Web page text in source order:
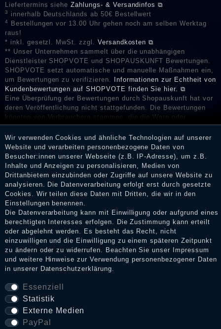
Liefertermins sieheZahlungs- & Versandinfos ⧉
3 innerhalb Deutschlands ab 50€ Bestellwert
4
Bestellungen vor 13.00 Uhr gehen noch am selben Werktag
raus!
* inkl. gesetzl. MwSt. zzgl. Versandkosten ⧉
** Unser Unternehmen sammelt über die unabhängigen
Dienstleister SHOPVOTE und SHOPAUSKUNFT Bewertungen.
SHOPVOTE setzt automatische und manuelle Maßnahmen ein,
um Bewertungen zu verifizieren. Informationen zur Echtheit von
Kundenbewertungen auf SHOPVOTE finden Sie hier. ⧉
Eine Überprüfung der Bewertungen durch Shopauskunft hat vor
deren Veröffentlichung nicht stattgefunden. Die Bewertungen
könnten von Verbrauchern stammen, die die Ware oder
Dienstleistungen gar nicht erworben oder genutzt haben. Nach
Erhalt einer Benachrichtigungs-E-Mail können Händler die
Bewertungen verifizieren und über die erfolgte Verifizierung im
Shop informieren.
Impressum
Daten­schutz­erklärung
AGB
Widerrufs­recht
Wir verwenden Cookies und ähnliche Technologien auf unserer
Website und verarbeiten personenbezogene Daten von
Besucher:innen unserer Webseite (z.B. IP-Adresse), um z.B.
Inhalte und Anzeigen zu personalisieren, Medien von
Drittanbietern einzubinden oder Zugriffe auf unsere Website zu
analysieren. Die Datenverarbeitung erfolgt erst durch gesetzte
Cookies. Wir teilen diese Daten mit Dritten, die wir in den
Einstellungen benennen.
Die Datenverarbeitung kann mit Einwilligung oder aufgrund eines
berechtigten Interesses erfolgen. Die Zustimmung kann erteilt
oder abgelehnt werden. Es besteht das Recht, nicht
einzuwilligen und die Einwilligung zu einem späteren Zeitpunkt
zu ändern oder zu widerrufen. Beachten Sie unser
Impressum
und weitere Hinweise zur Verwendung personenbezogener Daten
in unserer Daten­schutz­erklärung.
Essenziell
Statistik
Externe Medien
PayPal